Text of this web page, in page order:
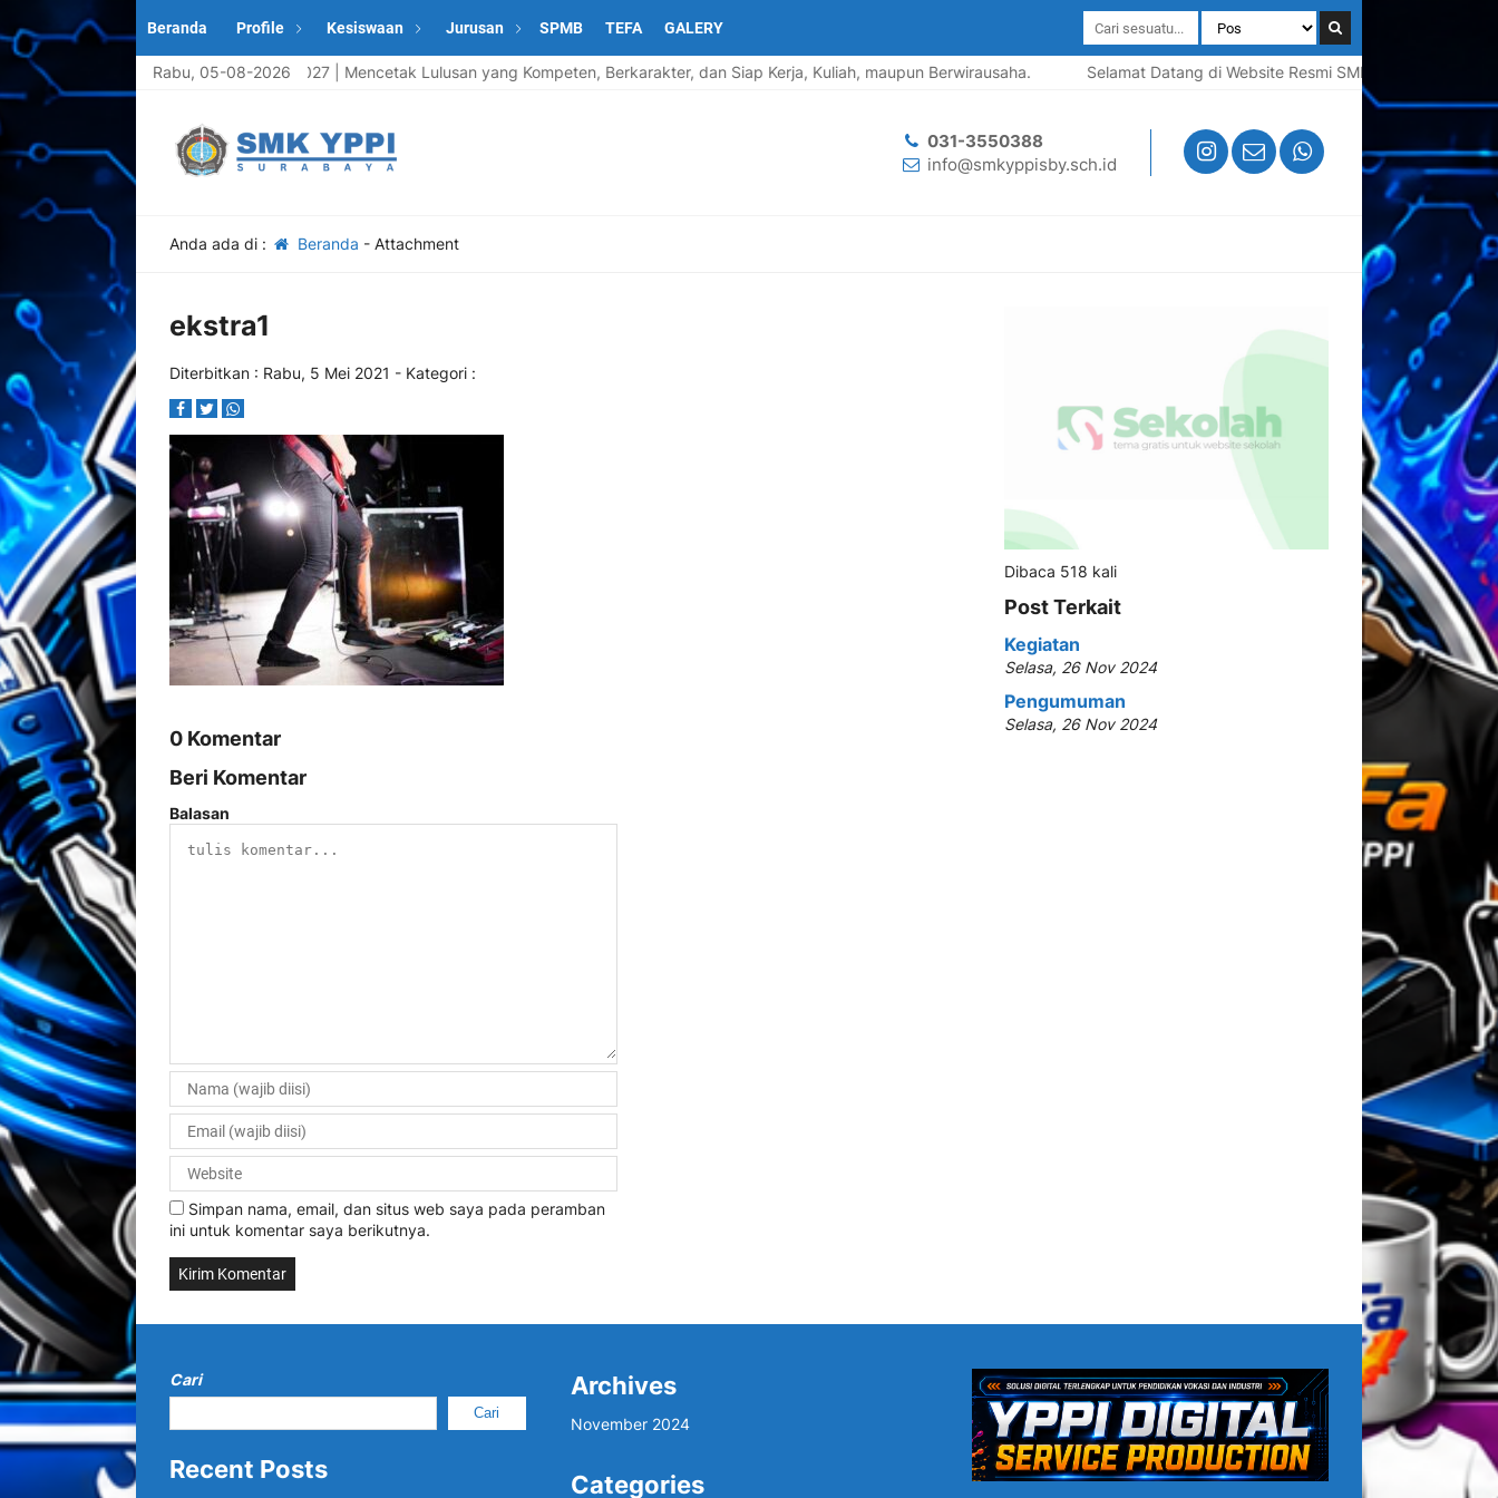
Beranda Profile Kesiswaan Jurusan SPMB TEFA GALERY
Rabu, 05-08-2026
Didik Baru Tahun Ajaran 2026/2027 | Mencetak Lulusan yang Kompeten, Berkarakter, dan Siap Kerja, Kuliah, maupun Berwirausaha. Selamat Datang di Website Resmi SMK YPPI Surabaya |
031-3550388
info@smkyppisby.sch.id
Anda ada di : Beranda - Attachment
ekstra1
Diterbitkan : Rabu, 5 Mei 2021 - Kategori :
0 Komentar
Beri Komentar
Balasan
Simpan nama, email, dan situs web saya pada peramban
ini untuk komentar saya berikutnya.
Dibaca 518 kali
Post Terkait
Kegiatan
Selasa, 26 Nov 2024
Pengumuman
Selasa, 26 Nov 2024
Cari
Cari
Recent Posts
Archives
November 2024
Categories